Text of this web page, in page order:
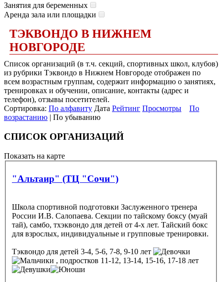
Занятия для беременных
Аренда зала или площадки
ТЭКВОНДО В НИЖНЕМ
НОВГОРОДЕ
Список организаций (в т.ч. секций, спортивных школ, клубов)
из рубрики Тэквондо в Нижнем Новгороде отображен по
всем возрастным группам, содержит информацию о занятиях,
тренировках и обучении, описание, контакты (адрес и
телефон), отзывы посетителей.
Сортировка: По алфавиту Дата Рейтинг Просмотры
По
возрастанию | По убыванию
СПИСОК ОРГАНИЗАЦИЙ
Показать на карте
"Альтаир" (ТЦ "Сочи")
Школа спортивной подготовки Заслуженного тренера
России И.В. Салопаева. Секции по тайскому боксу (муай
тай), самбо, тхэквондо для детей от 4-х лет. Тайский бокс
для взрослых, индивидуальные и групповые тренировки.
Тэквондо для детей 3-4, 5-6, 7-8, 9-10 лет
, подростков 11-12, 13-14, 15-16, 17-18 лет